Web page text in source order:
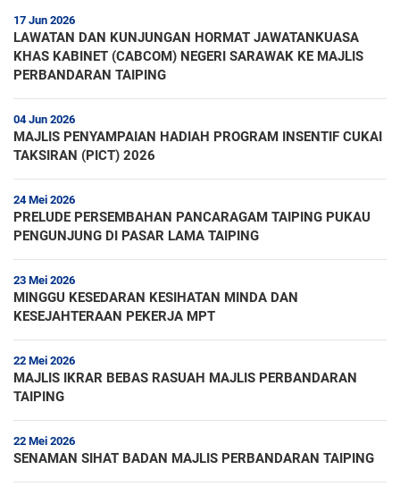
17 Jun 2026
LAWATAN DAN KUNJUNGAN HORMAT JAWATANKUASA
KHAS KABINET (CABCOM) NEGERI SARAWAK KE MAJLIS
PERBANDARAN TAIPING
04 Jun 2026
MAJLIS PENYAMPAIAN HADIAH PROGRAM INSENTIF CUKAI
TAKSIRAN (PICT) 2026
24 Mei 2026
PRELUDE PERSEMBAHAN PANCARAGAM TAIPING PUKAU
PENGUNJUNG DI PASAR LAMA TAIPING
23 Mei 2026
MINGGU KESEDARAN KESIHATAN MINDA DAN
KESEJAHTERAAN PEKERJA MPT
22 Mei 2026
MAJLIS IKRAR BEBAS RASUAH MAJLIS PERBANDARAN
TAIPING
22 Mei 2026
SENAMAN SIHAT BADAN MAJLIS PERBANDARAN TAIPING